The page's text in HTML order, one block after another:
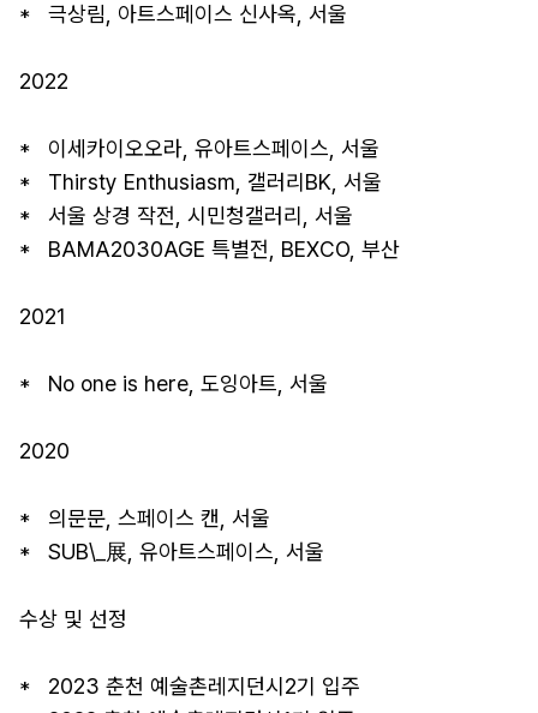
*   극상림, 아트스페이스 신사옥, 서울
2022
*   이세카이오오라, 유아트스페이스, 서울
*   Thirsty Enthusiasm, 갤러리BK, 서울
*   서울 상경 작전, 시민청갤러리, 서울
*   BAMA2030AGE 특별전, BEXCO, 부산
2021
*   No one is here, 도잉아트, 서울
2020
*   의문문, 스페이스 캔, 서울
*   SUB\_展, 유아트스페이스, 서울
수상 및 선정
*   2023 춘천 예술촌레지던시2기 입주